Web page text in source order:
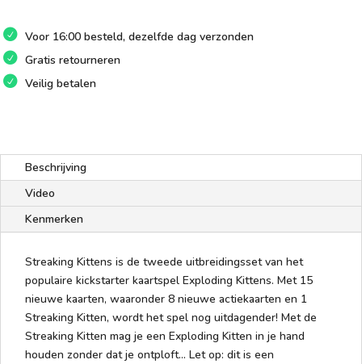
Voor 16:00 besteld, dezelfde dag verzonden
Gratis retourneren
Veilig betalen
Beschrijving
Video
Kenmerken
Streaking Kittens is de tweede uitbreidingsset van het
populaire kickstarter kaartspel Exploding Kittens. Met 15
nieuwe kaarten, waaronder 8 nieuwe actiekaarten en 1
Streaking Kitten, wordt het spel nog uitdagender! Met de
Streaking Kitten mag je een Exploding Kitten in je hand
houden zonder dat je ontploft... Let op: dit is een